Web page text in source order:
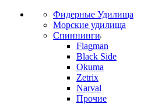
Фидерные Удилища
Морские удилища
Спиннинги
Flagman
Black Side
Okuma
Zetrix
Narval
Прочие